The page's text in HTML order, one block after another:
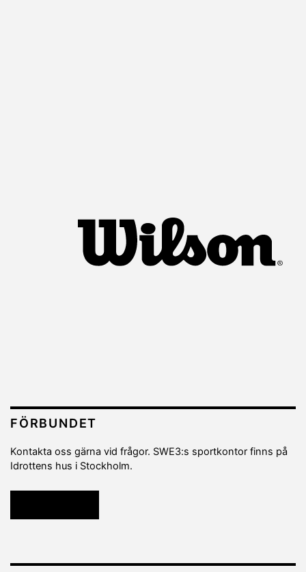
FÖRBUNDET
Kontakta oss gärna vid frågor. SWE3:s sportkontor finns på
Idrottens hus i Stockholm.